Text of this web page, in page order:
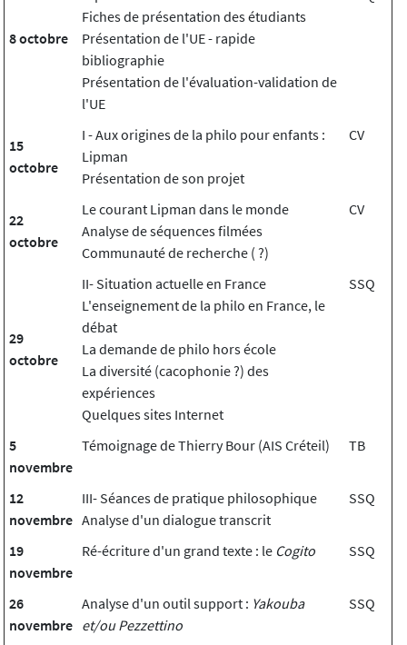
8 octobre
Fiches de présentation des étudiants
Présentation de l'UE - rapide
bibliographie
Présentation de l'évaluation-validation de
l'UE
15
octobre
I - Aux origines de la philo pour enfants :
Lipman
Présentation de son projet
CV
22
octobre
Le courant Lipman dans le monde
Analyse de séquences filmées
Communauté de recherche ( ?)
CV
29
octobre
II- Situation actuelle en France
L'enseignement de la philo en France, le
débat
La demande de philo hors école
La diversité (cacophonie ?) des
expériences
Quelques sites Internet
SSQ
5
novembre
Témoignage de Thierry Bour (AIS Créteil) TB
12
novembre
III- Séances de pratique philosophique
Analyse d'un dialogue transcrit
SSQ
19
novembre
Ré-écriture d'un grand texte : le Cogito SSQ
26
novembre
Analyse d'un outil support : Yakouba
et/ou Pezzettino
SSQ